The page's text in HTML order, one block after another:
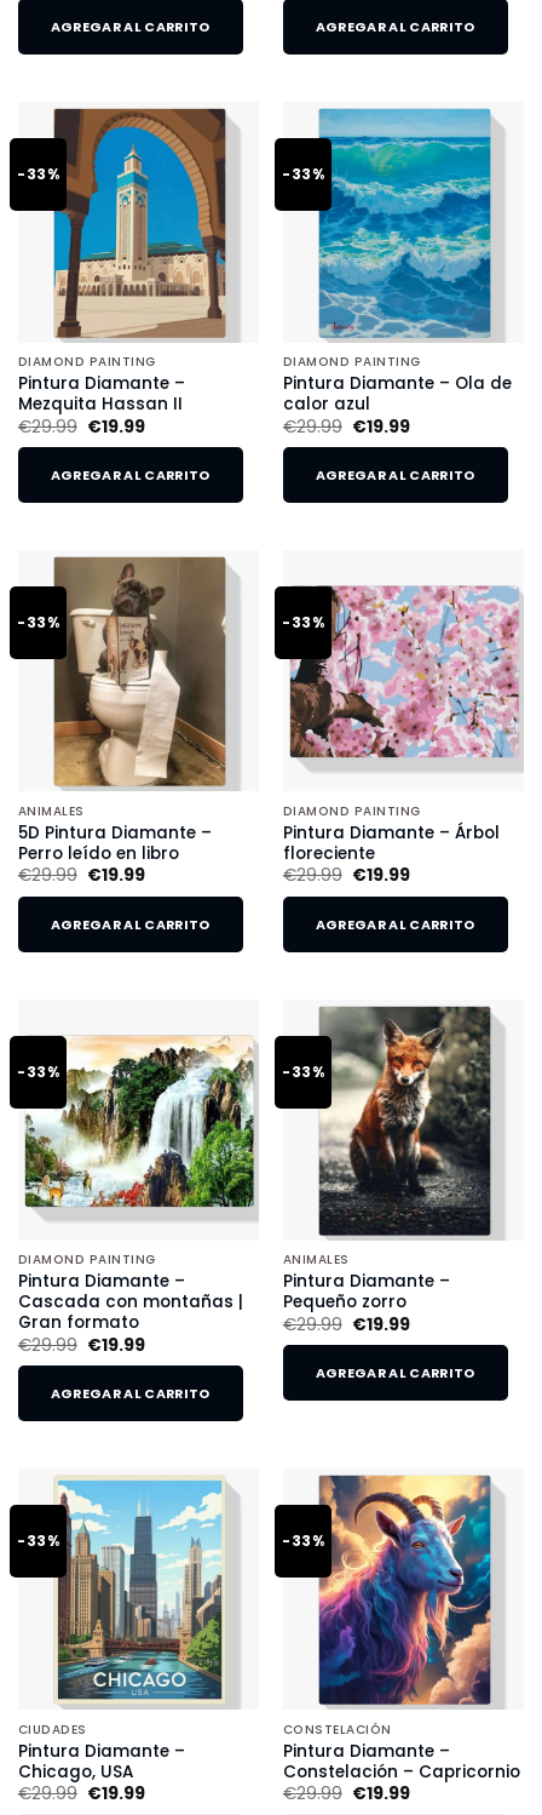
AGREGAR AL CARRITO AGREGAR AL CARRITO
-33%
DIAMOND PAINTING
Pintura Diamante –
Mezquita Hassan II
€29.99 €19.99
AGREGAR AL CARRITO
-33%
DIAMOND PAINTING
Pintura Diamante – Ola de
calor azul
€29.99 €19.99
AGREGAR AL CARRITO
-33%
ANIMALES
5D Pintura Diamante –
Perro leído en libro
€29.99 €19.99
AGREGAR AL CARRITO
-33%
DIAMOND PAINTING
Pintura Diamante – Árbol
floreciente
€29.99 €19.99
AGREGAR AL CARRITO
-33%
DIAMOND PAINTING
Pintura Diamante –
Cascada con montañas |
Gran formato
€29.99 €19.99
AGREGAR AL CARRITO
-33%
ANIMALES
Pintura Diamante –
Pequeño zorro
€29.99 €19.99
AGREGAR AL CARRITO
-33%
CIUDADES
Pintura Diamante –
Chicago, USA
€29.99 €19.99
-33%
CONSTELACIÓN
Pintura Diamante –
Constelación – Capricornio
€29.99 €19.99